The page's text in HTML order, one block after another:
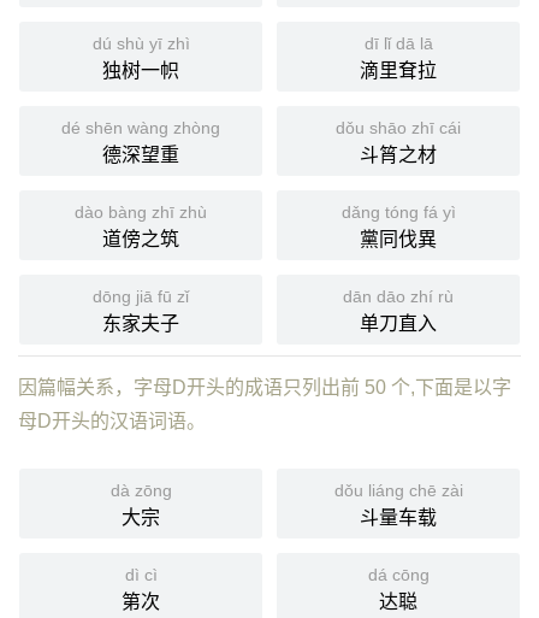
dú shù yī zhì
独树一帜
dī lǐ dā lā
滴里耷拉
dé shēn wàng zhòng
德深望重
dǒu shāo zhī cái
斗筲之材
dào bàng zhī zhù
道傍之筑
dǎng tóng fá yì
黨同伐異
dōng jiā fū zǐ
东家夫子
dān dāo zhí rù
单刀直入
因篇幅关系，字母D开头的成语只列出前 50 个,下面是以字
母D开头的汉语词语。
dà zōng
大宗
dǒu liáng chē zài
斗量车载
dì cì
第次
dá cōng
达聪